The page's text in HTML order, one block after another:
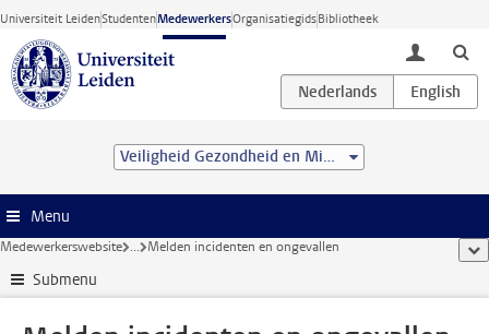
Ga direct naar de inhoud
Universiteit LeidenStudentenMedewerkersOrganisatiegidsBibliotheek
toggle
Veiligheid Gezondheid en Milieu
Menu
Medewerkerswebsite ... Melden incidenten en ongevallen
Submenu